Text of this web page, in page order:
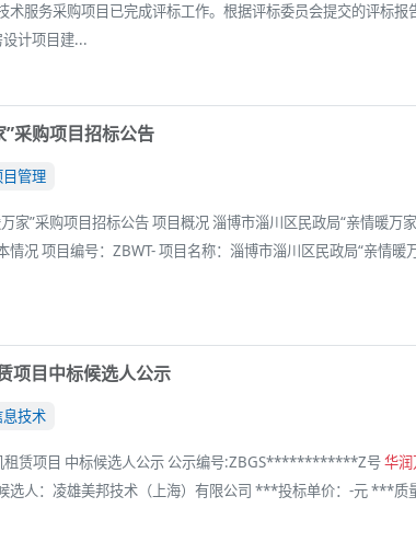
术服务采购项目已完成评标工作。根据评标委员会提交的评标
计项目建...
采购项目招标公告
目管理
家”采购项目招标公告 项目概况 淄博市淄川区民政局“亲情
情况 项目编号：ZBWT- 项目名称：淄博市淄川区民政局“亲
项目中标候选人公示
息技术
赁项目 中标候选人公示 公示编号:ZBGS************Z号华
选人：凌雄美邦技术（上海）有限公司 ***投标单价：-元 ***